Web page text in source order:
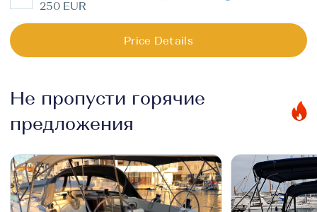
250 EUR
Price Details
Не пропусти горячие
предложения